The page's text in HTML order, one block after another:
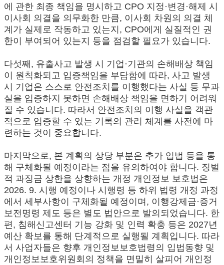
에 관한 최종 책임을 명시하고 CPO 지정·변경·해제 시
이사회 의결을 의무화한 만큼, 이사회 차원의 의결 체
계가 실제로 작동하고 있는지, CPO에게 실질적인 권
한이 부여되어 있는지 등을 점검할 필요가 있습니다.
다섯째, 유출사고 발생 시 기업·기관의 손해배상 책임
이 원칙화되고 입증책임을 부담함에 따라, 사고 발생
시 기업은 스스로 안전조치를 이행했다는 사실 등 무과
실을 입증하지 못하면 손해배상 책임을 면하기 어려워
질 수 있습니다. 따라서 안전조치의 이행 사실을 객관
적으로 입증할 수 있는 기록의 관리 체계를 사전에 마
련하는 것이 중요합니다.
마지막으로, 본 계획의 상당 부분은 추가 입법 등을 통
해 구체화될 예정이라는 점을 유의하여야 합니다. 징벌
적 과징금 상한을 상향하는 개정 개인정보 보호법은
2026. 9. 시행 예정이나 시행령 등 하위 법령 개정 과정
에서 세부사항이 구체화될 예정이며, 이행강제금·증거
보전명령 제도 등은 별도 법안으로 발의되었습니다. 한
편, 침해신고센터 기능 강화 및 인력 확충 등은 2027년
예산 확보를 통해 단계적으로 실행될 계획입니다. 따라
서 사업자들은 향후 개인정보보호법령의 입법동향 및
개인정보보호위원회의 정책을 면밀히 살피어 개인정